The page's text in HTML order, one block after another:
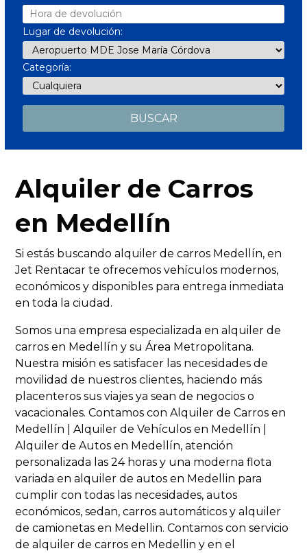
Lugar de devolución:
Categoría:
Alquiler de Carros
en Medellín
Si estás buscando alquiler de carros Medellín, en
Jet Rentacar te ofrecemos vehículos modernos,
económicos y disponibles para entrega inmediata
en toda la ciudad.
Somos una empresa especializada en alquiler de
carros en Medellín y su Área Metropolitana.
Nuestra misión es satisfacer las necesidades de
movilidad de nuestros clientes, haciendo más
placenteros sus viajes ya sean de negocios o
vacacionales. Contamos con Alquiler de Carros en
Medellín | Alquiler de Vehículos en Medellín |
Alquiler de Autos en Medellín, atención
personalizada las 24 horas y una moderna flota
variada en alquiler de autos en Medellin para
cumplir con todas las necesidades, autos
económicos, sedan, carros automáticos y alquiler
de camionetas en Medellin. Contamos con servicio
de alquiler de carros en Medellin y en el